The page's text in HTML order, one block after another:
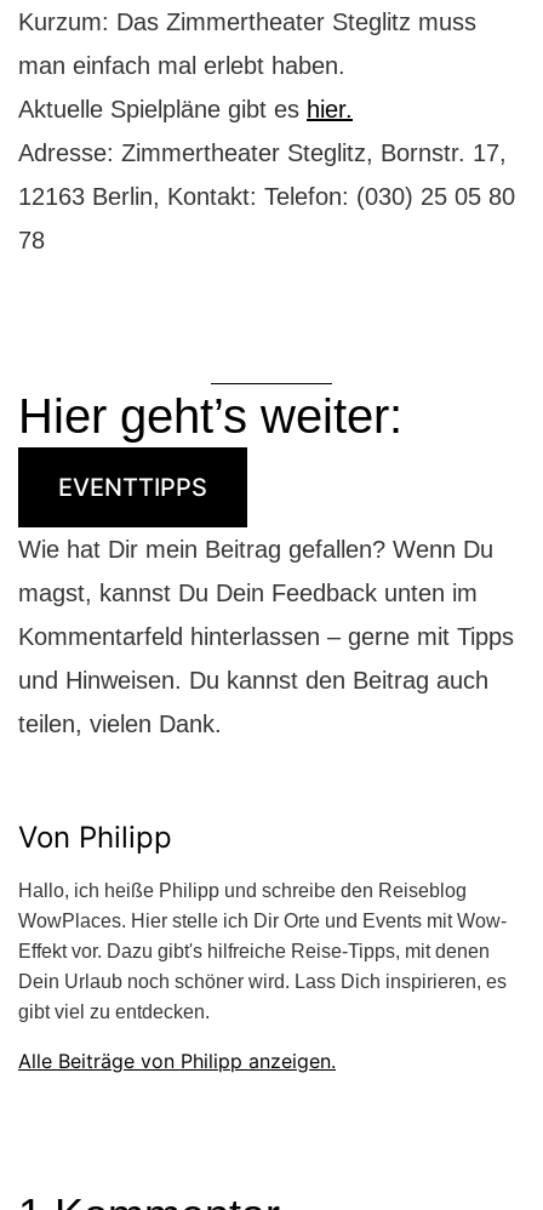
Kurzum: Das Zimmertheater Steglitz muss
man einfach mal erlebt haben.
Aktuelle Spielpläne gibt es hier.
Adresse: Zimmertheater Steglitz, Bornstr. 17,
12163 Berlin, Kontakt: Telefon: (030) 25 05 80
78
Hier geht’s weiter:
EVENTTIPPS
Wie hat Dir mein Beitrag gefallen? Wenn Du
magst, kannst Du Dein Feedback unten im
Kommentarfeld hinterlassen – gerne mit Tipps
und Hinweisen. Du kannst den Beitrag auch
teilen, vielen Dank.
Von Philipp
Hallo, ich heiße Philipp und schreibe den Reiseblog
WowPlaces. Hier stelle ich Dir Orte und Events mit Wow-
Effekt vor. Dazu gibt's hilfreiche Reise-Tipps, mit denen
Dein Urlaub noch schöner wird. Lass Dich inspirieren, es
gibt viel zu entdecken.
Alle Beiträge von Philipp anzeigen.